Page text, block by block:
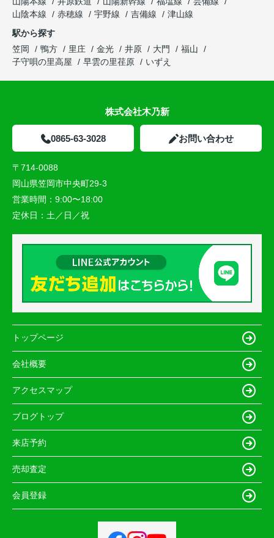
山陰本線
赤穂線 宇野線 吉備線
津山線
駅から探す
笠岡
鴨方 里庄 金光 井原 大門
福山
子守唄の里高屋
早雲の里荏原 いずえ
株式会社木乃新
0865-63-3028 お問い合わせ
〒714-0088
岡山県笠岡市中央町29-3
営業時間： 9:00〜18:00
定休日： 土／日／祝
トップページ
会社概要
アクセスマップ
ブログトップ
来店予約
売却査定
会員登録